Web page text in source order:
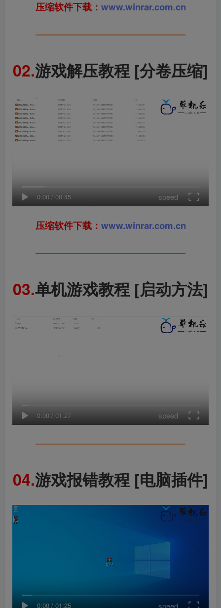
压缩软件下载： www.winrar.com.cn
━━━━━━━━━━━━━━━━
02.游戏解压教程 [分卷压缩]
0:00 / 00:45 speed
压缩软件下载： www.winrar.com.cn
━━━━━━━━━━━━━━━━
03.单机游戏教程 [启动方法]
0:00 / 01:27 speed
━━━━━━━━━━━━━━━━
04.游戏报错教程 [电脑插件]
0:00 / 01:25 speed